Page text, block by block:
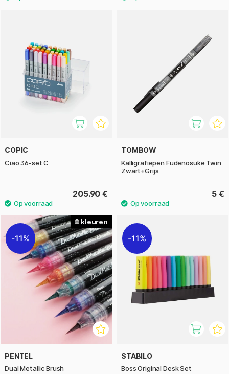
COPIC
Ciao 36-set C
205.90 €
TOMBOW
Kalligrafiepen Fudenosuke Twin
Zwart+Grijs
5 €
8
11%
PENTEL
Dual Metallic Brush
11%
STABILO
Boss Original Desk Set